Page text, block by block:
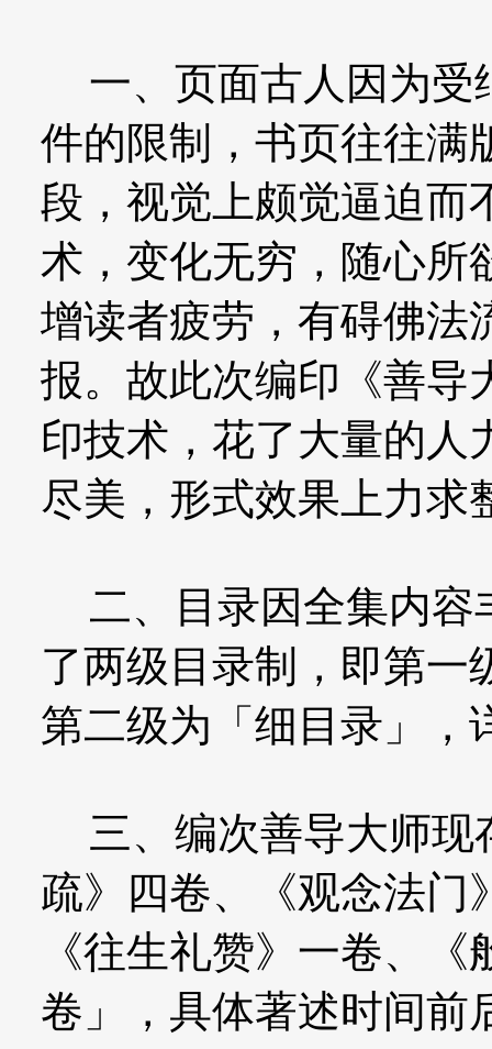
一、页面古人因为受
件的限制，书页往往满
段，视觉上颇觉逼迫而
术，变化无穷，随心所
增读者疲劳，有碍佛法
报。故此次编印《善导
印技术，花了大量的人
尽美，形式效果上力求
二、目录因全集内容
了两级目录制，即第一
第二级为「细目录」，
三、编次善导大师现
疏》四卷、《观念法门
《往生礼赞》一卷、
卷」，具体著述时间前